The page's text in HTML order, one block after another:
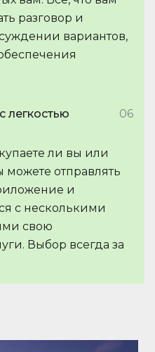
разговор и
вариантов,
легкостью 06
ли вы или
можете отправлять
и
с несколькими
свою
Выбор всегда за